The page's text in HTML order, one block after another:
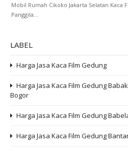
Mobil Rumah Cikoko Jakarta Selatan Kaca
Panggila...
LABEL
Harga Jasa Kaca Film Gedung
Harga Jasa Kaca Film Gedung
Bogor
Harga Jasa Kaca Film Gedung
Harga Jasa Kaca Film Gedung